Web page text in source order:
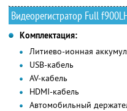
Видеорегистратор Full
Комплектация:
Литиево-ионная
USB-кабель
AV-кабель
HDMI-кабель
Автомобильный